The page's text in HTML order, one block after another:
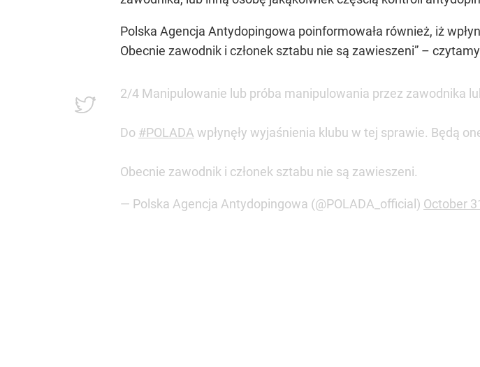
Polska Agencja Antydopingowa poinformowała również, iż
Obecnie zawodnik i członek sztabu nie są zawieszeni” –
2/4 Manipulowanie lub próba manipulowania przez zawodnika
Do #POLADA wpłynęły wyjaśnienia klubu w tej sprawie. Będą
Obecnie zawodnik i członek sztabu nie są zawieszeni.
— Polska Agencja Antydopingowa (@POLADA_official) October